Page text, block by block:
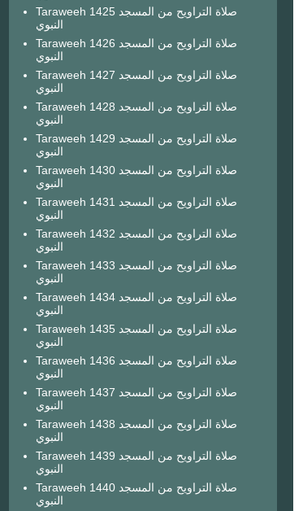
Taraweeh 1425 صلاة التراويح من المسجد
النبوي
Taraweeh 1426 صلاة التراويح من المسجد
النبوي
Taraweeh 1427 صلاة التراويح من المسجد
النبوي
Taraweeh 1428 صلاة التراويح من المسجد
النبوي
Taraweeh 1429 صلاة التراويح من المسجد
النبوي
Taraweeh 1430 صلاة التراويح من المسجد
النبوي
Taraweeh 1431 صلاة التراويح من المسجد
النبوي
Taraweeh 1432 صلاة التراويح من المسجد
النبوي
Taraweeh 1433 صلاة التراويح من المسجد
النبوي
Taraweeh 1434 صلاة التراويح من المسجد
النبوي
Taraweeh 1435 صلاة التراويح من المسجد
النبوي
Taraweeh 1436 صلاة التراويح من المسجد
النبوي
Taraweeh 1437 صلاة التراويح من المسجد
النبوي
Taraweeh 1438 صلاة التراويح من المسجد
النبوي
Taraweeh 1439 صلاة التراويح من المسجد
النبوي
Taraweeh 1440 صلاة التراويح من المسجد
النبوي